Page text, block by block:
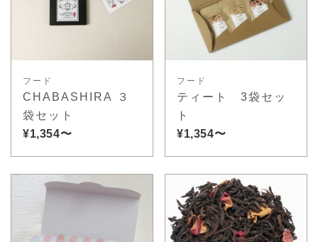
フード
CHABASHIRA ３
袋セット
¥1,354〜
フード
ティート 3袋セッ
ト
¥1,354〜